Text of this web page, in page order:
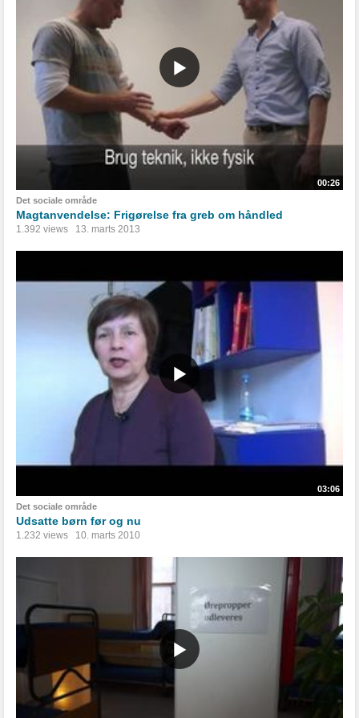
00:26
Det sociale område
Magtanvendelse: Frigørelse fra greb om håndled
1.392 views 13. marts 2013
03:06
Det sociale område
Udsatte børn før og nu
1.232 views 10. marts 2010